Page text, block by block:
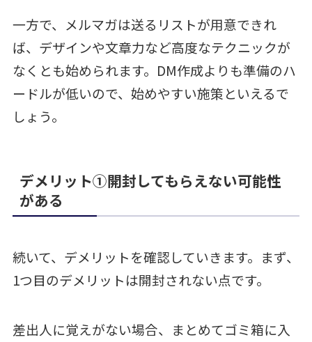
一方で、メルマガは送るリストが用意できれ
ば、デザインや文章力など高度なテクニックが
なくとも始められます。DM作成よりも準備のハ
ードルが低いので、始めやすい施策といえるで
しょう。
デメリット①開封してもらえない可能性
がある
続いて、デメリットを確認していきます。まず、
1つ目のデメリットは開封されない点です。
差出人に覚えがない場合、まとめてゴミ箱に入